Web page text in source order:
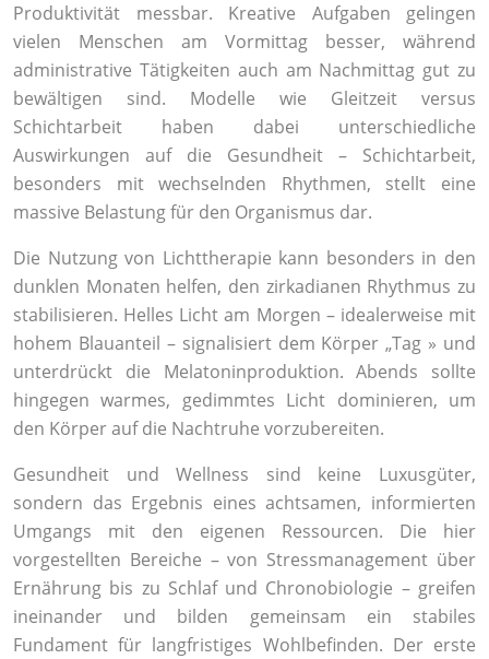
Produktivität messbar. Kreative Aufgaben gelingen
vielen Menschen am Vormittag besser, während
administrative Tätigkeiten auch am Nachmittag gut zu
bewältigen sind. Modelle wie Gleitzeit versus
Schichtarbeit haben dabei unterschiedliche
Auswirkungen auf die Gesundheit – Schichtarbeit,
besonders mit wechselnden Rhythmen, stellt eine
massive Belastung für den Organismus dar.
Die Nutzung von Lichttherapie kann besonders in den
dunklen Monaten helfen, den zirkadianen Rhythmus zu
stabilisieren. Helles Licht am Morgen – idealerweise mit
hohem Blauanteil – signalisiert dem Körper „Tag » und
unterdrückt die Melatoninproduktion. Abends sollte
hingegen warmes, gedimmtes Licht dominieren, um
den Körper auf die Nachtruhe vorzubereiten.
Gesundheit und Wellness sind keine Luxusgüter,
sondern das Ergebnis eines achtsamen, informierten
Umgangs mit den eigenen Ressourcen. Die hier
vorgestellten Bereiche – von Stressmanagement über
Ernährung bis zu Schlaf und Chronobiologie – greifen
ineinander und bilden gemeinsam ein stabiles
Fundament für langfristiges Wohlbefinden. Der erste